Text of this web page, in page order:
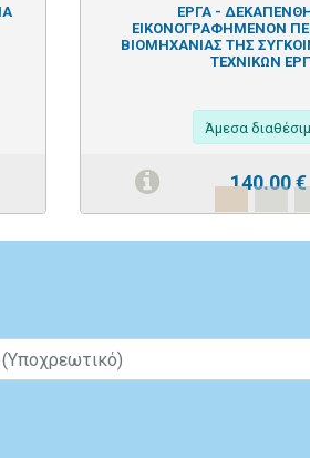
ΕΡΓΑ -
ΕΙΚΟΝΟΓΡΑΦΗΜΕΝΟΝ
ΒΙΟΜΗΧΑΝΙΑΣ ΤΗΣ
ΤΕΧΝΙΚΩΝ
Άμεσα
140.00€